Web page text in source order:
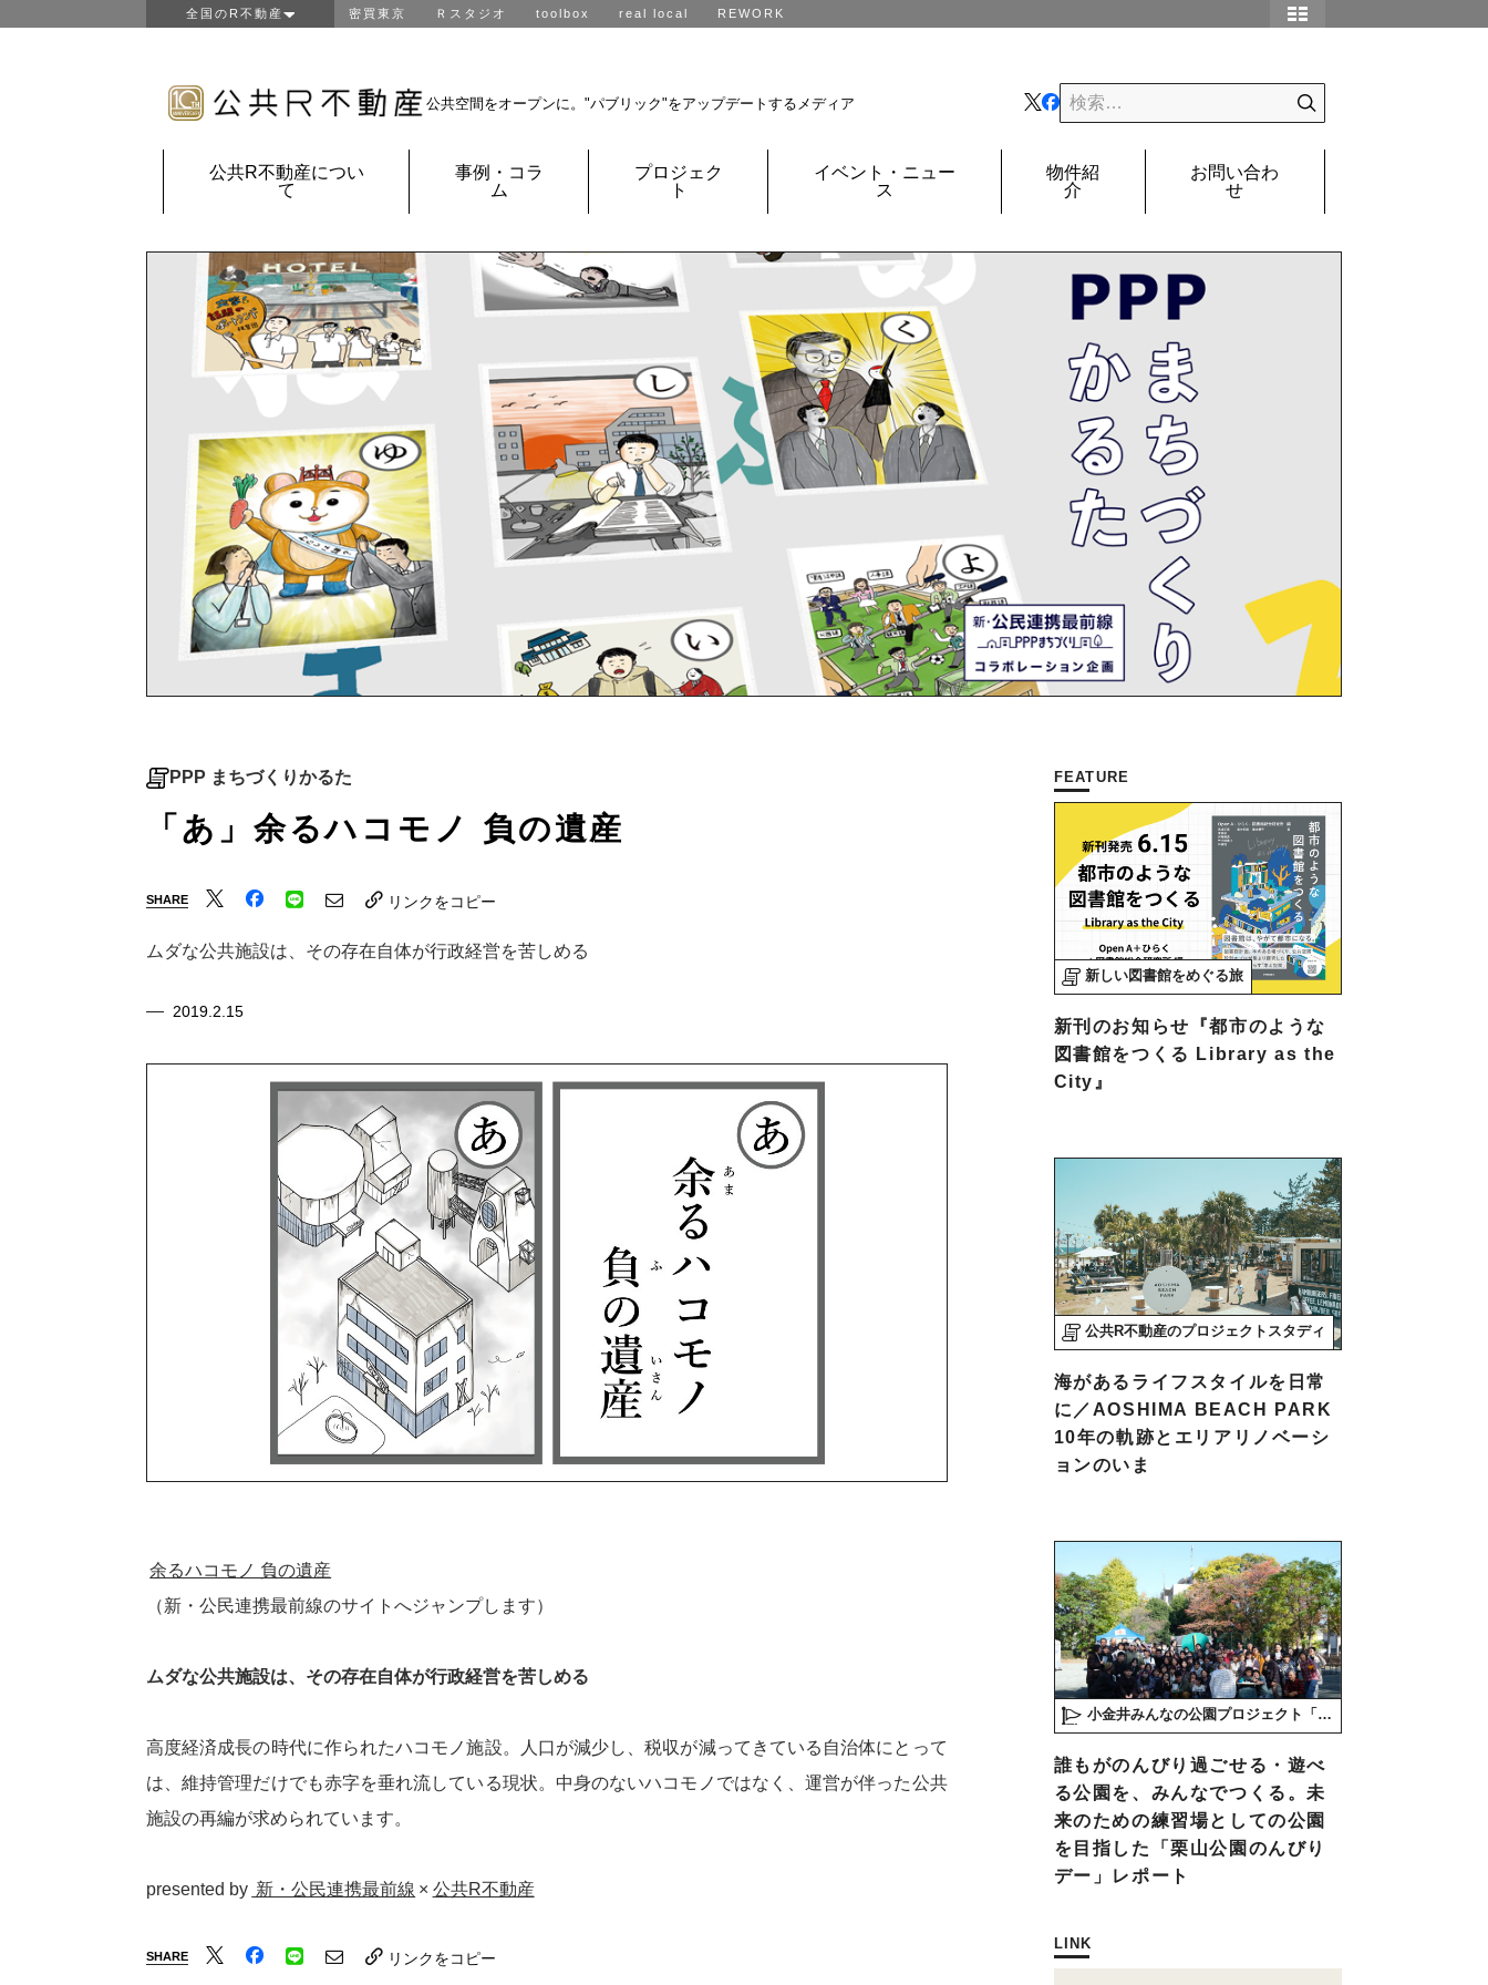
全国のR不動産
房総R不動産
鎌倉Ｒ不動産
京都Ｒ不動産
福岡Ｒ不動産
鹿児島Ｒ不動産
団地Ｒ不動産
公共Ｒ不動産
密買東京 Ｒスタジオ toolbox real local REWORK
不動産以外でも、いろいろやってます。
公共空間をオープンに。 "パブリック"をアップデートするメディア
公共R不動産につい
て
事例・コラ
ム
プロジェク
ト
イベント・ニュー
ス
物件紹
介
お問い合わ
せ
PPP まちづくりかるた
「あ」余るハコモノ 負の遺産
SHARE リンクをコピー
ムダな公共施設は、その存在自体が行政経営を苦しめる
2019.2.15
余るハコモノ 負の遺産
（新・公民連携最前線のサイトへジャンプします）
ムダな公共施設は、その存在自体が行政経営を苦しめる
高度経済成長の時代に作られたハコモノ施設。人口が減少し、税収が減ってきている自治体にとって
は、維持管理だけでも赤字を垂れ流している現状。中身のないハコモノではなく、運営が伴った公共
施設の再編が求められています。
presented by 新・公民連携最前線 × 公共R不動産
SHARE リンクをコピー
FEATURE
新しい図書館をめぐる旅
新刊のお知らせ『都市のような
図書館をつくる Library as the
City』
公共R不動産のプロジェクトスタディ
海があるライフスタイルを日常
に／AOSHIMA BEACH PARK
10年の軌跡とエリアリノベーシ
ョンのいま
小金井みんなの公園プロジェクト「play here」
誰もがのんびり過ごせる・遊べ
る公園を、みんなでつくる。未
来のための練習場としての公園
を目指した「栗山公園のんびり
デー」レポート
LINK